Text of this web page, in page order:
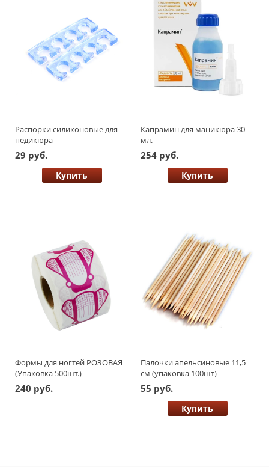
Распорки силиконовые для
педикюра
29 руб.
Купить
Капрамин для маникюра 30
мл.
254 руб.
Купить
Формы для ногтей РОЗОВАЯ
(Упаковка 500шт.)
240 руб.
Палочки апельсиновые 11,5
см (упаковка 100шт)
55 руб.
Купить